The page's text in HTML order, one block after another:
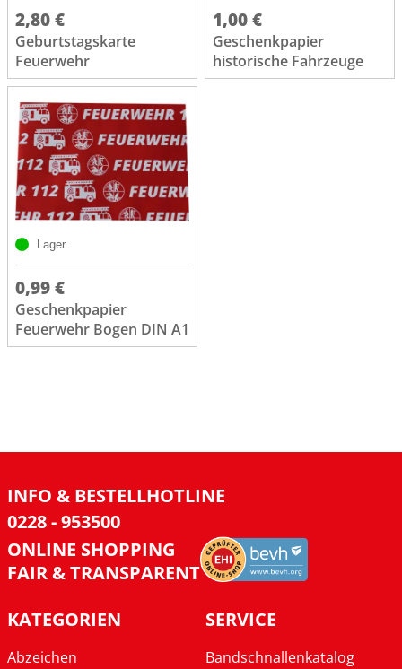
2,80 €
Geburtstagskarte
Feuerwehr
1,00 €
Geschenkpapier
historische Fahrzeuge
Lager
0,99 €
Geschenkpapier
Feuerwehr Bogen DIN A1
INFO & BESTELLHOTLINE
0228 - 953500
ONLINE SHOPPING
FAIR & TRANSPARENT
KATEGORIEN
Abzeichen
SERVICE
Bandschnallenkatalog